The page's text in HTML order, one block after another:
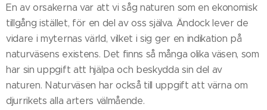
En av orsakerna var att vi såg naturen som en ekonomisk
tillgång istället, för en del av oss själva. Ändock lever de
vidare i myternas värld, vilket i sig ger en indikation på
naturväsens existens. Det finns så många olika väsen, som
har sin uppgift att hjälpa och beskydda sin del av
naturen. Naturväsen har också till uppgift att värna om
djurrikets alla arters välmående.